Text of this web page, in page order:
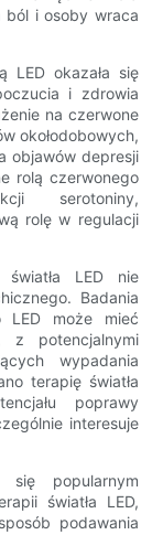
ból i osoby wraca
LED okazała się
i zdrowia
na czerwone
okołodobowych,
objawów depresji
rolą czerwonego
serotoniny,
rolę w regulacji
LED nie
Badania
LED może mieć
z potencjalnymi
wypadania
terapię światła
poprawy
interesuje
się popularnym
światła LED,
podawania